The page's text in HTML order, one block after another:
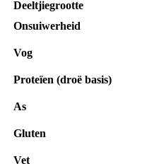
Deeltjiegrootte
Onsuiwerheid
Vog
Proteïen (droë basis)
As
Gluten
Vet